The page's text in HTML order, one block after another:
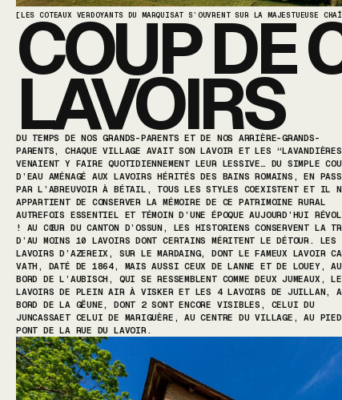
[LES COTEAUX VERDOYANTS DU MARQUISAT S’OUVRENT SUR LA MAJESTUEUSE
COUP DE
LAVOIRS
DU TEMPS DE NOS GRANDS-PARENTS ET DE NOS ARRIÈRE-GRANDS-
PARENTS, CHAQUE VILLAGE AVAIT SON LAVOIR ET LES
VENAIENT Y FAIRE QUOTIDIENNEMENT LEUR LESSIVE… DU SIMPLE
D’EAU AMÉNAGÉ AUX LAVOIRS HÉRITÉS DES BAINS ROMAINS, EN
PAR L’ABREUVOIR À BÉTAIL, TOUS LES STYLES COEXISTENT ET IL
APPARTIENT DE CONSERVER LA MÉMOIRE DE CE PATRIMOINE RURAL
AUTREFOIS ESSENTIEL ET TÉMOIN D’UNE ÉPOQUE AUJOURD’HUI
! AU CŒUR DU CANTON D’OSSUN, LES HISTORIENS CONSERVENT LA
D’AU MOINS 10 LAVOIRS DONT CERTAINS MÉRITENT LE DÉTOUR. LES
LAVOIRS D’AZEREIX, SUR LE MARDAING, DONT LE FAMEUX LAVOIR
VATH, DATÉ DE 1864, MAIS AUSSI CEUX DE LANNE ET DE LOUEY, AU
BORD DE L’AUBISCH, QUI SE RESSEMBLENT COMME DEUX JUMEAUX,
LAVOIRS DE PLEIN AIR À VISKER ET LES 4 LAVOIRS DE JUILLAN,
BORD DE LA GËUNE, DONT 2 SONT ENCORE VISIBLES, CELUI DU
JUNCASSAET CELUI DE MARIGUÈRE, AU CENTRE DU VILLAGE, AU
PONT DE LA RUE DU LAVOIR.